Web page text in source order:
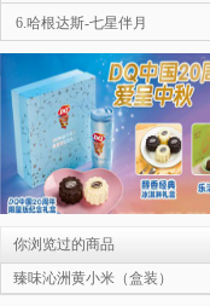
6.哈根达斯-七星伴月
7.哈根达斯月饼-彩云追月
8.哈根达斯-金尊
9.星巴克-星情月饼礼盒
10.星巴克-星悦月饼礼盒
哈根达斯月饼-彩云追月
￥558
2.哈根达斯月饼-优格蕾尊享版
你浏览过的商品
臻味沁洲黄小米（盒装）